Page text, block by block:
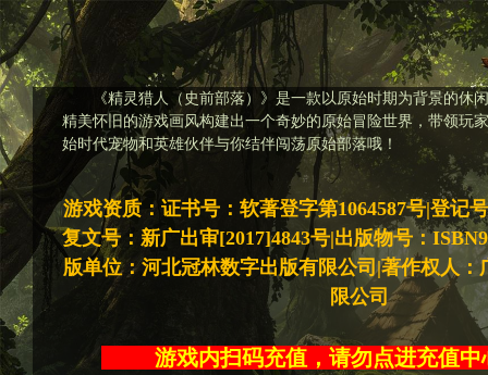
《精灵猎人（史前部落）》是一款以原始时期为背景的休
精美怀旧的游戏画风构建出一个奇妙的原始冒险世界，带领玩
始时代宠物和英雄伙伴与你结伴闯荡原始部落哦！
游戏资质：证书号：软著登字第1064587号|登记
复文号：新广出审[2017]4843号|出版物号：
版单位：河北冠林数字出版有限公司|著作权人：
限公司
游戏内扫码充值，请勿点进充